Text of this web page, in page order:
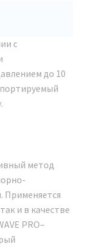
к этому чипу.
на экране
будет
и
с
до 10
метод
Применяется
и в качестве
PRO–